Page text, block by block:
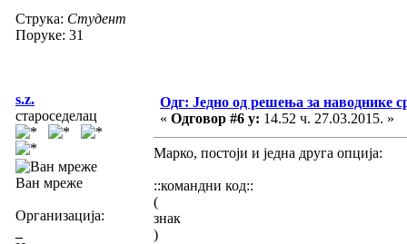
Струка: Студент
Поруке: 31
s.z.
староседелац
Ван мреже
Организација:
Одг: Једно од решења за наводнике
« Одговор #6 у: 14.52 ч. 27.03.2015. »
Марко, постоји и једна друга опција:
::командни код::
(
знак
)